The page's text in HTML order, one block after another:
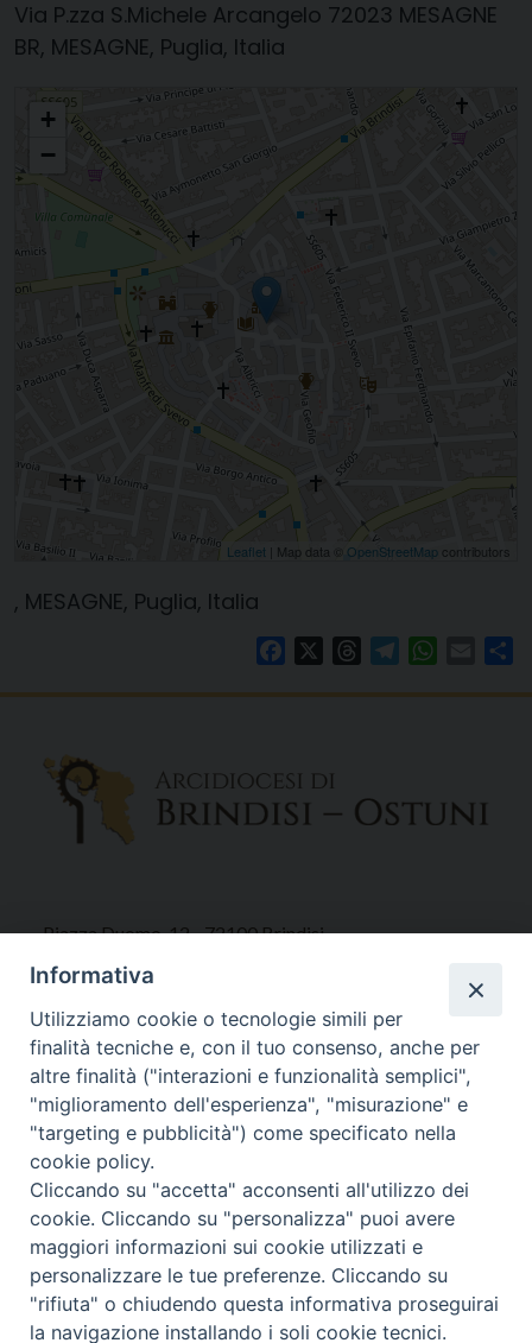
P.zza S.Michele Arcangelo 72023 MESAGNE
BR, MESAGNE, Puglia, Italia
Maria SS.ma del Carmine
+
−
Leaflet | Map data © OpenStreetMap contributors
, MESAGNE, Puglia, Italia
FacebookThreadsTelegram Email
Piazza Duomo, 12 - 72100 Brindisi
Tel 0831.521958
Fax 0831.528315
Orari Curia
Mar. / Mer. / Giov. ore 9 - 13
nei mesi estivi solo Martedì ore 9 - 13
WebMail
Informativa
Utilizziamo cookie o tecnologie simili per
finalità tecniche e, con il tuo consenso, anche per
altre finalità ("interazioni e funzionalità semplici",
"miglioramento dell'esperienza", "misurazione" e
"targeting e pubblicità") come specificato nella
cookie policy.
Cliccando su "accetta" acconsenti all'utilizzo dei
cookie. Cliccando su "personalizza" puoi avere
maggiori informazioni sui cookie utilizzati e
personalizzare le tue preferenze. Cliccando su
"rifiuta" o chiudendo questa informativa proseguirai
la navigazione installando i soli cookie tecnici.